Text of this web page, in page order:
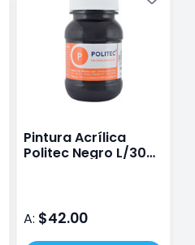
Pintura Acrílica
Politec Negro L/300
A: $42.00